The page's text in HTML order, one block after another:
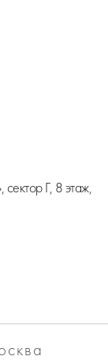
Г, 8 этаж,